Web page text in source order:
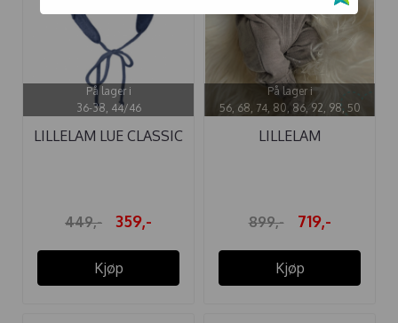
På lager i
36-38, 44/46
LILLELAM LUE CLASSIC
449,- 359,-
Kjøp
På lager i
56, 68, 74, 80, 86, 92, 98, 50
LILLELAM
899,- 719,-
Kjøp